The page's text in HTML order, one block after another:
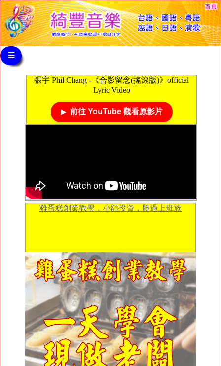
≡
張宇 Phil Chang -《合影留念(搖滾版)》official
Lyric Video
前往 YouTube 觀看原影片
雞蛋糕創業教學，小額投資，勝過上班族